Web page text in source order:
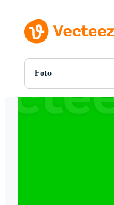
Foto
Tutte Immagini
PNGs